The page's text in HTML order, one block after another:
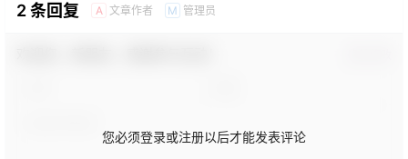
2 条回复 A 文章作者 M 管理员
您必须登录或注册以后才能发表评论